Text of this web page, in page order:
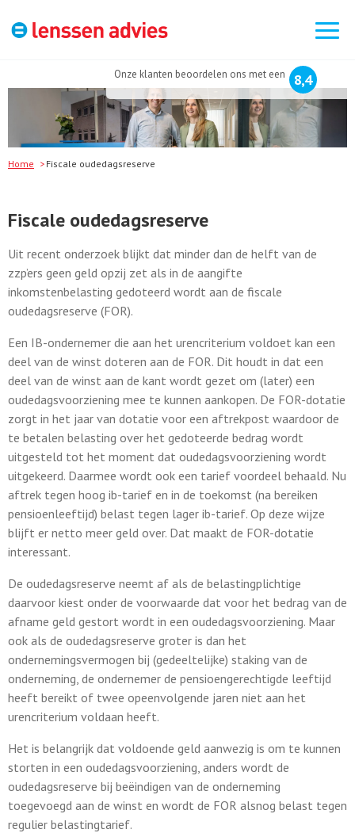
Onze klanten beoordelen ons met een 8,4
Home Fiscale oudedagsreserve
Fiscale oudedagsreserve
Uit recent onderzoek blijkt dat minder dan de helft van de
zzp’ers geen geld opzij zet als in de aangifte
inkomstenbelasting gedoteerd wordt aan de fiscale
oudedagsreserve (FOR).
Een IB-ondernemer die aan het urencriterium voldoet kan een
deel van de winst doteren aan de FOR. Dit houdt in dat een
deel van de winst aan de kant wordt gezet om (later) een
oudedagsvoorziening mee te kunnen aankopen. De FOR-dotatie
zorgt in het jaar van dotatie voor een aftrekpost waardoor de
te betalen belasting over het gedoteerde bedrag wordt
uitgesteld tot het moment dat oudedagsvoorziening wordt
uitgekeerd. Daarmee wordt ook een tarief voordeel behaald. Nu
aftrek tegen hoog ib-tarief en in de toekomst (na bereiken
pensioenleeftijd) belast tegen lager ib-tarief. Op deze wijze
blijft er netto meer geld over. Dat maakt de FOR-dotatie
interessant.
De oudedagsreserve neemt af als de belastingplichtige
daarvoor kiest onder de voorwaarde dat voor het bedrag van de
afname geld gestort wordt in een oudedagsvoorziening. Maar
ook als de oudedagsreserve groter is dan het
ondernemingsvermogen bij (gedeeltelijke) staking van de
onderneming, de ondernemer de pensioengerechtigde leeftijd
heeft bereikt of twee opeenvolgende jaren niet aan het
urencriterium voldaan heeft.
Het is belangrijk dat voldoende geld aanwezig is om te kunnen
storten in een oudedagsvoorziening, anders wordt de
oudedagsreserve bij beëindigen van de onderneming
toegevoegd aan de winst en wordt de FOR alsnog belast tegen
regulier belastingtarief.